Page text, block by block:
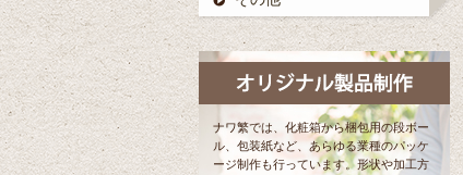
ナワ繁では、化粧箱から梱包用の段ボー
ル、包装紙など、あらゆる業種のパッケ
ージ制作も行っています。形状や加工方